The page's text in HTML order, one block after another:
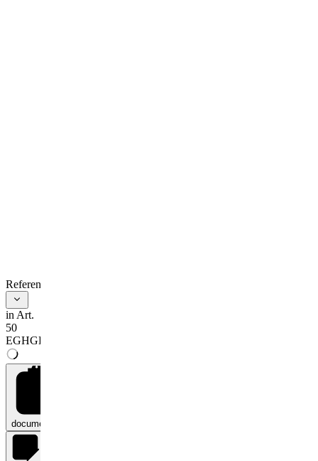
References
in Art.
50
EGHGB
documents